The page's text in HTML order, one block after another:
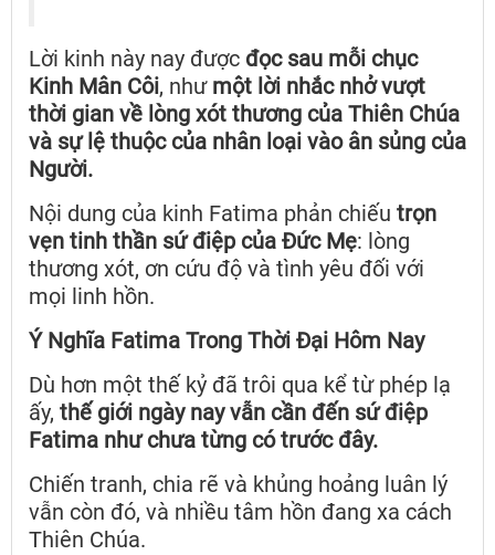
Lời kinh này nay được đọc sau mỗi chục
Kinh Mân Côi, như một lời nhắc nhở vượt
thời gian về lòng xót thương của Thiên Chúa
và sự lệ thuộc của nhân loại vào ân sủng của
Người.
Nội dung của kinh Fatima phản chiếu trọn
vẹn tinh thần sứ điệp của Đức Mẹ: lòng
thương xót, ơn cứu độ và tình yêu đối với
mọi linh hồn.
Ý Nghĩa Fatima Trong Thời Đại Hôm Nay
Dù hơn một thế kỷ đã trôi qua kể từ phép lạ
ấy, thế giới ngày nay vẫn cần đến sứ điệp
Fatima như chưa từng có trước đây.
Chiến tranh, chia rẽ và khủng hoảng luân lý
vẫn còn đó, và nhiều tâm hồn đang xa cách
Thiên Chúa.